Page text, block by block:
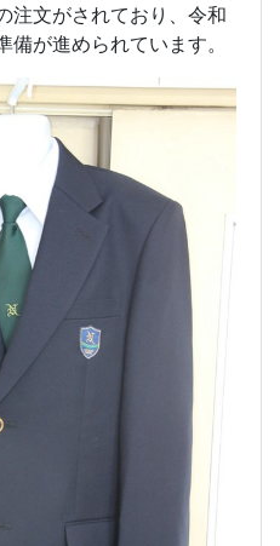
注文がされており、令和
備が進められています。